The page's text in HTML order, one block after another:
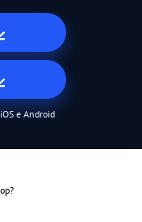
e Android